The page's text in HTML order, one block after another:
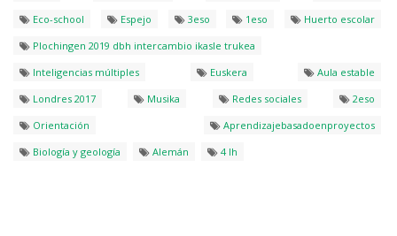
Eco-school
Espejo 3eso 1eso
Huerto escolar
Plochingen 2019 dbh intercambio ikasle trukea
Inteligencias múltiples
Euskera
Aula estable
Londres 2017
Musika Redes sociales
2eso
Orientación
Aprendizajebasadoenproyectos
Biología y geología
Alemán 4 lh